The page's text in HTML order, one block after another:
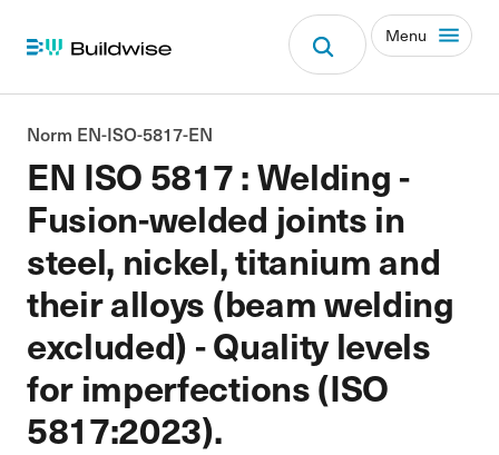
Menu
EN ISO 5817 : Welding -
Fusion-welded joints in
steel, nickel, titanium and
their alloys (beam welding
excluded) - Quality levels
for imperfections (ISO
5817:2023).
Norm EN-ISO-5817-EN